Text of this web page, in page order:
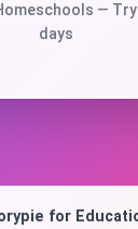
—
days
for